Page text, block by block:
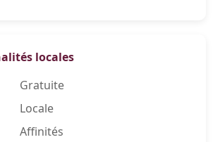
locales
Gratuite
Locale
Affinités